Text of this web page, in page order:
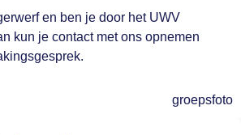
en ben je door het UWV
kun je contact met ons opnemen